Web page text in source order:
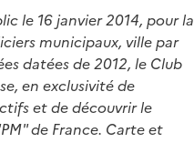
le 16 janvier 2014, pour la
municipaux, ville par
datées de 2012, le Club
en exclusivité de
et de découvrir le
de France. Carte et